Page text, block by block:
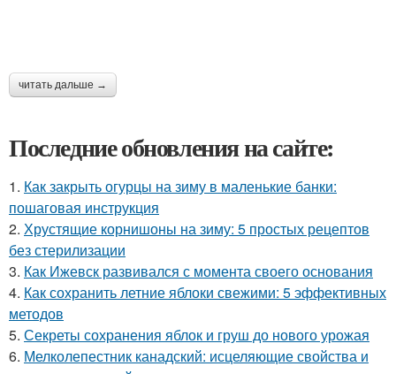
читать дальше →
Последние обновления на сайте:
1. Как закрыть огурцы на зиму в маленькие банки:
пошаговая инструкция
2. Хрустящие корнишоны на зиму: 5 простых рецептов
без стерилизации
3. Как Ижевск развивался с момента своего основания
4. Как сохранить летние яблоки свежими: 5 эффективных
методов
5. Секреты сохранения яблок и груш до нового урожая
6. Мелколепестник канадский: исцеляющие свойства и